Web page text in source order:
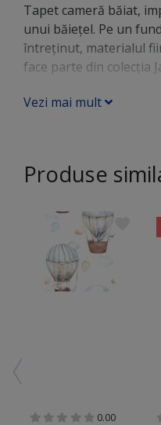
Tapet cameră băiat,
unui băieţel. Pe un
întreţinut, materialul
face parte din colecţia
Vezi mai mult
Produse
0.00